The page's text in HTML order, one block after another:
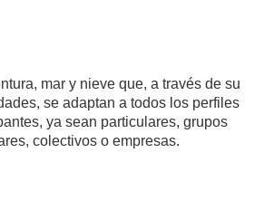
mar y nieve que, a través de su
se adaptan a todos los perfiles
ya sean particulares, grupos
colectivos o empresas.